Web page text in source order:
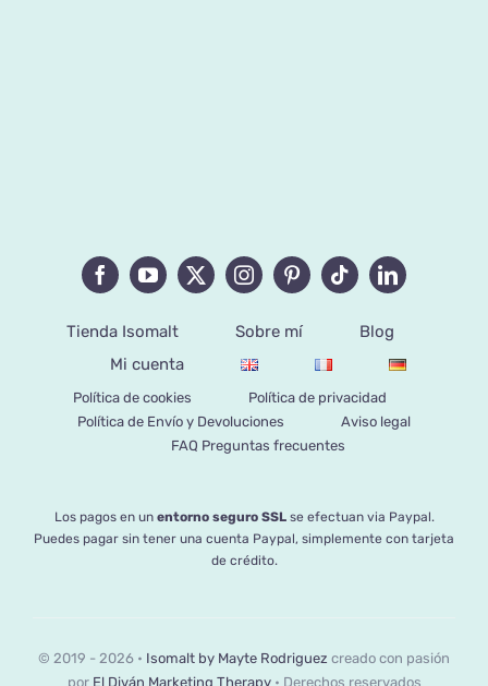
Tienda Isomalt Sobre mí
Blog
Mi cuenta
Política de cookies
Política de privacidad
Política de Envío y Devoluciones
Aviso legal
FAQ Preguntas frecuentes
Los pagos en un entorno seguro SSLse efectuan via Paypal.
Puedes pagar sin tener una cuenta Paypal, simplemente con tarjeta
de crédito.
© 2019 - 2026 • Isomalt by Mayte Rodriguez creado con pasión
por El Diván Marketing Therapy• Derechos reservados